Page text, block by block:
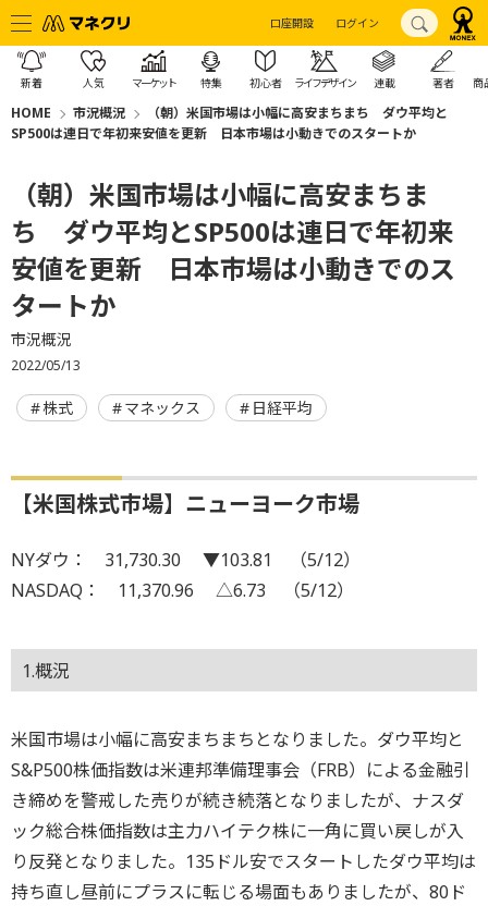
口座開設 ログイン
新着 人気 マーケット 特集 初心者 ライフデザイン 連載 著者 商
HOME 市況概況
（朝）米国市場は小幅に高安まちまち ダウ平均と
SP500は連日で年初来安値を更新 日本市場は小動きでのスタートか
（朝）米国市場は小幅に高安まちま
ち ダウ平均とSP500は連日で年初来
安値を更新 日本市場は小動きでのス
タートか
市況概況
2022/05/13
株式 マネックス 日経平均
【米国株式市場】ニューヨーク市場
NYダウ： 31,730.30 ▼103.81 （5/12）
NASDAQ： 11,370.96 △6.73 （5/12）
1.概況
米国市場は小幅に高安まちまちとなりました。ダウ平均と
S&P500株価指数は米連邦準備理事会（FRB）による金融引
き締めを警戒した売りが続き続落となりましたが、ナスダ
ック総合株価指数は主力ハイテク株に一角に買い戻しが入
り反発となりました。135ドル安でスタートしたダウ平均は
持ち直し昼前にプラスに転じる場面もありましたが、80ド